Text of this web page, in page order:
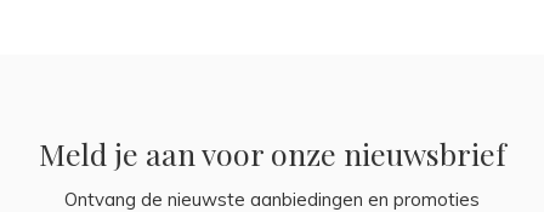
Meld je aan voor onze nieuwsbrief
Ontvang de nieuwste aanbiedingen en promoties